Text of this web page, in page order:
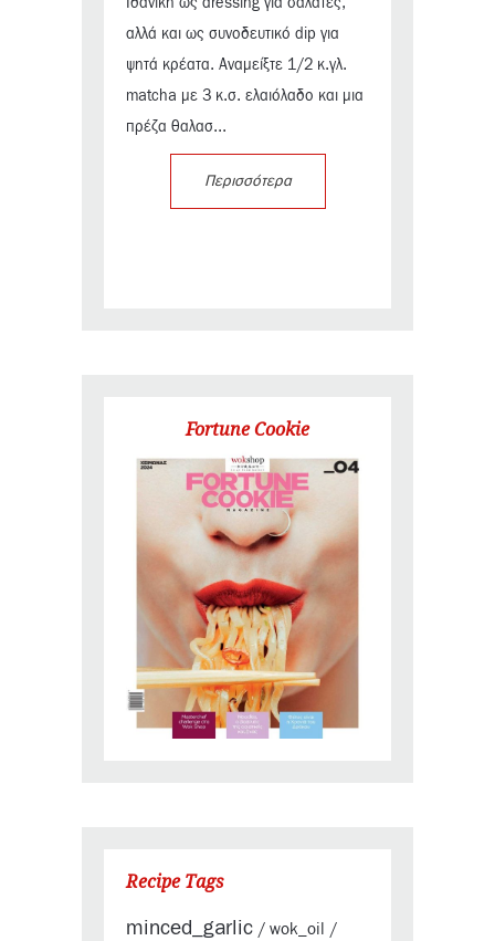
Ιδανική ως dressing για σαλάτες,
αλλά και ως συνοδευτικό dip για
ψητά κρέατα. Αναμείξτε 1/2 κ.γλ.
matcha με 3 κ.σ. ελαιόλαδο και μια
πρέζα θαλασ...
Περισσότερα
Fortune Cookie
Recipe Tags
minced_garlic / wok_oil /